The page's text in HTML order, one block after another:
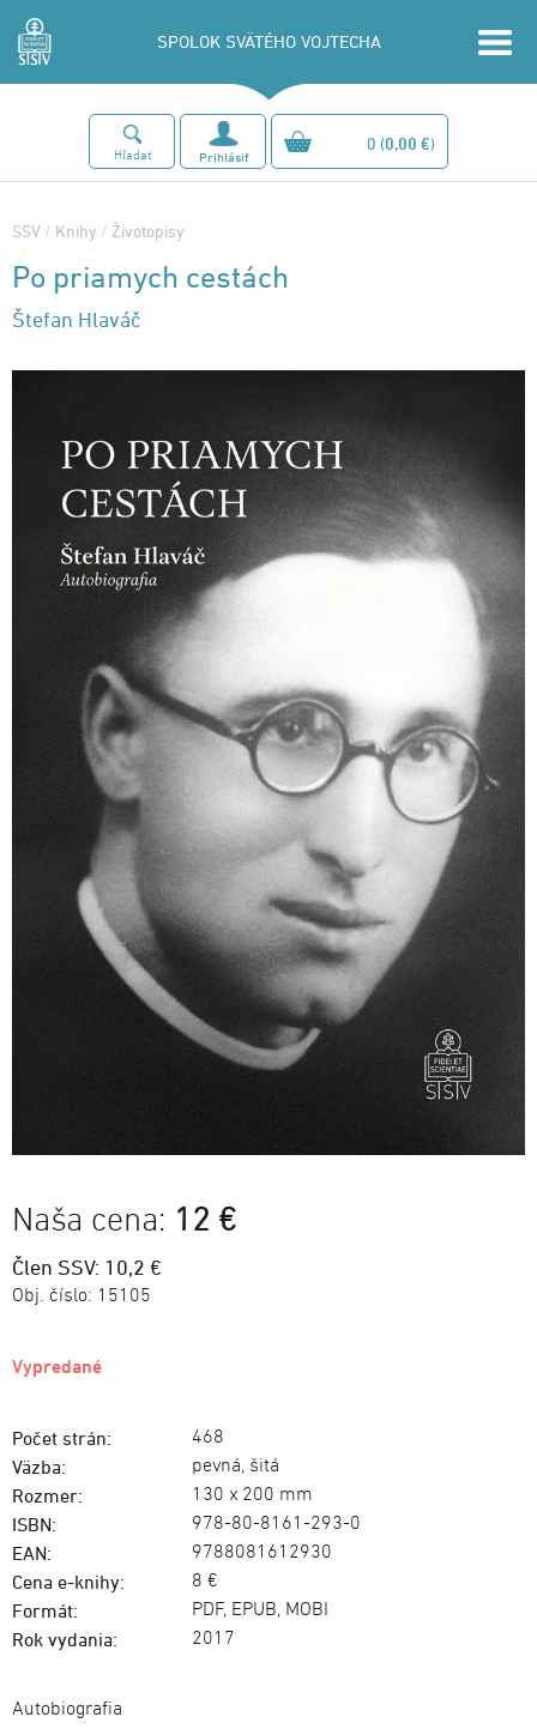
SPOLOK SVÄTÉHO VOJTECHA
Hľadať Prihlásiť
0 (0,00 €)
SSV / Knihy / Životopisy
Po priamych cestách
Štefan Hlaváč
Naša cena: 12 €
Člen SSV: 10,2 €
Obj. číslo: 15105
Vypredané
Počet strán: 468
Väzba: pevná, šitá
Rozmer: 130 x 200 mm
ISBN: 978-80-8161-293-0
EAN: 9788081612930
Cena e-knihy: 8 €
Formát: PDF, EPUB, MOBI
Rok vydania: 2017
Autobiografia